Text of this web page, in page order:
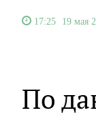
17:25 19 мая
По